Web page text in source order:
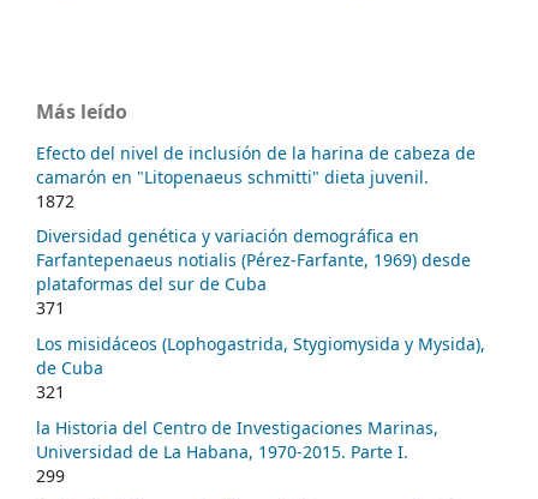
Más leído
Efecto del nivel de inclusión de la harina de cabeza de
camarón en "Litopenaeus schmitti" dieta juvenil.
1872
Diversidad genética y variación demográfica en
Farfantepenaeus notialis (Pérez-Farfante, 1969) desde
plataformas del sur de Cuba
371
Los misidáceos (Lophogastrida, Stygiomysida y Mysida),
de Cuba
321
la Historia del Centro de Investigaciones Marinas,
Universidad de La Habana, 1970-2015. Parte I.
299